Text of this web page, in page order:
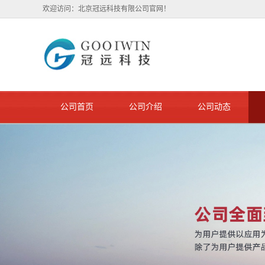
欢迎访问：北京冠远科技有限公司官网！
公司首页 公司介绍 公司动态